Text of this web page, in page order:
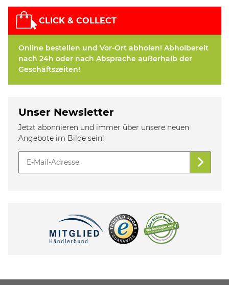
CLICK & COLLECT
Online bestellen und Vor-Ort abholen! Abholbereit
nach 24h oder nach Absprache außerhalb der
Geschäftszeiten!
Unser Newsletter
Jetzt abonnieren und immer über unsere neuen
Angebote im Bilde sein!